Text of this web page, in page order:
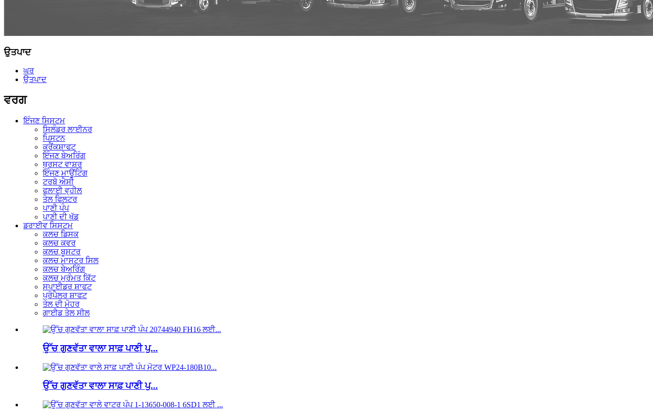
ਉਤਪਾਦ
ਘਰ
ਉਤਪਾਦ
ਵਰਗ
ਇੰਜਣ ਸਿਸਟਮ
ਸਿਲੰਡਰ ਲਾਈਨਰ
ਪਿਸਟਨ
ਕਰੈਂਕਸ਼ਾਫਟ
ਇੰਜਣ ਬੇਅਰਿੰਗ
ਥ੍ਰਸਟ ਵਾਸ਼ਰ
ਇੰਜਣ ਮਾਊਂਟਿੰਗ
ਟਰਬੋ ਐਸੀ
ਫਲਾਈ ਵ੍ਹੀਲ
ਤੇਲ ਫਿਲਟਰ
ਪਾਣੀ ਪੰਪ
ਪਾਣੀ ਦੀ ਖੱਡ
ਡਰਾਈਵ ਸਿਸਟਮ
ਕਲਚ ਡਿਸਕ
ਕਲਚ ਕਵਰ
ਕਲਚ ਬੂਸਟਰ
ਕਲਚ ਮਾਸਟਰ ਸਿਲ
ਕਲਚ ਬੇਅਰਿੰਗ
ਕਲਚ ਮੁਰੰਮਤ ਕਿੱਟ
ਸਪਾਈਡਰ ਸ਼ਾਫਟ
ਪ੍ਰੋਪੈਲਰ ਸ਼ਾਫਟ
ਤੇਲ ਦੀ ਮੋਹਰ
ਗਾਈਡ ਤੇਲ ਸੀਲ
ਉੱਚ ਗੁਣਵੱਤਾ ਵਾਲਾ ਸਾਫ਼ ਪਾਣੀ ਪੁ...
ਉੱਚ ਗੁਣਵੱਤਾ ਵਾਲਾ ਸਾਫ਼ ਪਾਣੀ ਪੁ...